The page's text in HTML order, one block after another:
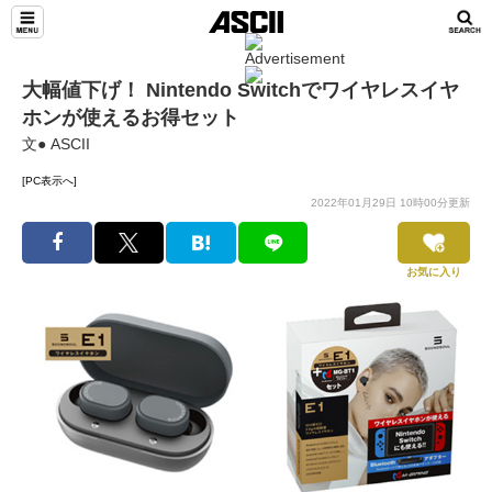
大幅値下げ！ Nintendo Switchでワイヤレスイヤ
ホンが使えるお得セット
文● ASCII
[PC表示へ]
2022年01月29日 10時00分更新
お気に入り